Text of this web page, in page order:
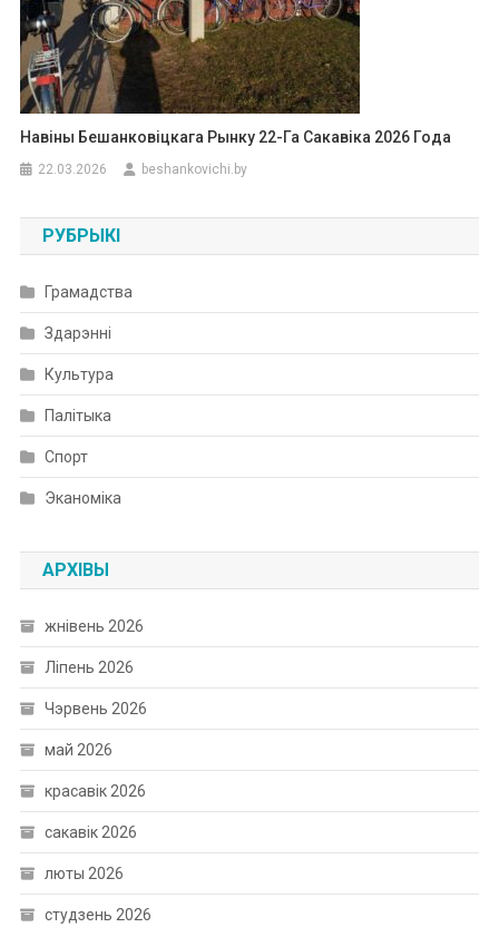
Навіны Бешанковіцкага Рынку 22-Га Сакавіка 2026 Года
22.03.2026 beshankovichi.by
РУБРЫКІ
Грамадства
Здарэнні
Культура
Палітыка
Спорт
Эканоміка
АРХІВЫ
жнівень 2026
Ліпень 2026
Чэрвень 2026
май 2026
красавік 2026
сакавік 2026
люты 2026
студзень 2026